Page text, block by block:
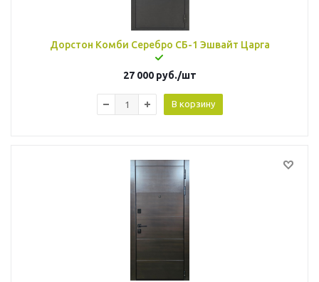
Дорстон Комби Серебро СБ-1 Эшвайт Царга
27 000 руб./шт
В корзину